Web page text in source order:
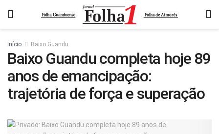
Início Baixo Guandu
Baixo Guandu completa hoje 89
anos de emancipação:
trajetória de força e superação